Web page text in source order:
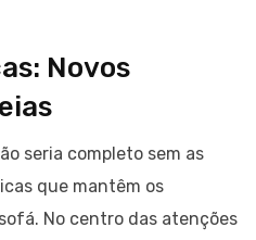
Novos
seria completo sem as
que mantêm os
No centro das atenções